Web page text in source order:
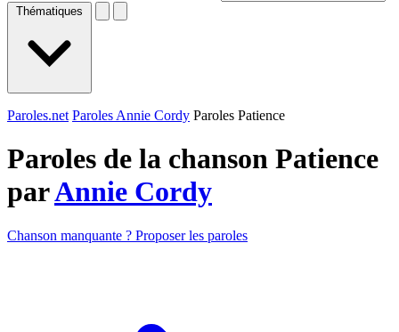
Thématiques
Paroles.net Paroles Annie Cordy Paroles Patience
Paroles de la chanson Patience
parAnnie Cordy
Chanson manquante ? Proposer les paroles